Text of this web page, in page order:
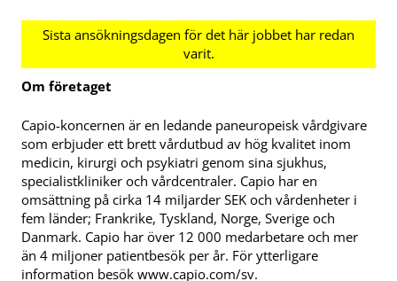
Om företaget
Capio-koncernen är en ledande paneuropeisk vårdgivare
som erbjuder ett brett vårdutbud av hög kvalitet inom
medicin, kirurgi och psykiatri genom sina sjukhus,
specialistkliniker och vårdcentraler. Capio har en
omsättning på cirka 14 miljarder SEK och vårdenheter i
fem länder; Frankrike, Tyskland, Norge, Sverige och
Danmark. Capio har över 12 000 medarbetare och mer
än 4 miljoner patientbesök per år. För ytterligare
information besök www.capio.com/sv.